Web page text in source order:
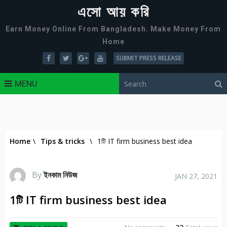
এসো আয় করি
Earn Money Online From Bangladesh. Make Money From
Home
SUBMIT PRESS RELEASE
MENU
Home \ Tips & tricks \ 1টি IT firm business best idea
Byইনকাম নিউজ JAN 27, 2021
1টি IT firm business best idea